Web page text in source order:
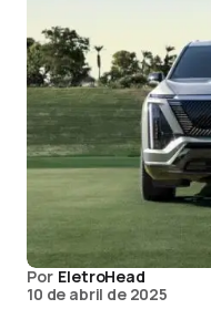
Por EletroHead
10 de abril de 2025